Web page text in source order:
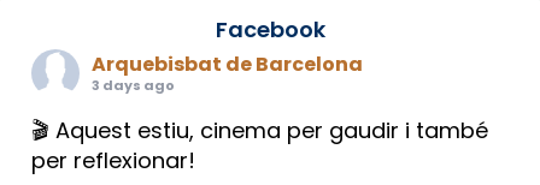
Facebook
Arquebisbat de Barcelona
3 days ago
🎬 Aquest estiu, cinema per gaudir i també
per reflexionar!